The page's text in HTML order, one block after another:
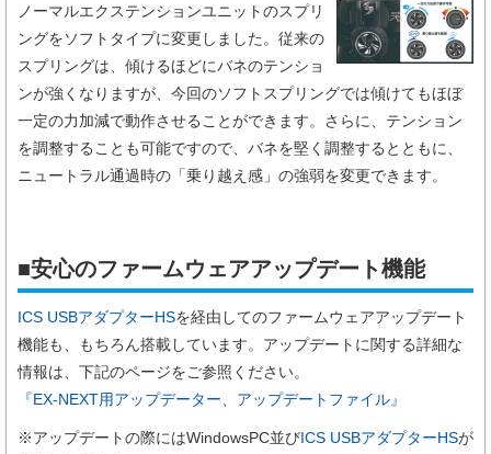
ノーマルエクステンションユニットのスプリ
ングをソフトタイプに変更しました。従来の
スプリングは、傾けるほどにバネのテンショ
ンが強くなりますが、今回のソフトスプリングでは傾けてもほぼ
一定の力加減で動作させることができます。さらに、テンション
を調整することも可能ですので、バネを堅く調整するとともに、
ニュートラル通過時の「乗り越え感」の強弱を変更できます。
■安心のファームウェアアップデート機能
ICS USBアダプターHSを経由してのファームウェアアップデート
機能も、もちろん搭載しています。アップデートに関する詳細な
情報は、下記のページをご参照ください。
『EX-NEXT用アップデーター、アップデートファイル』
※アップデートの際にはWindowsPC並びICS USBアダプターHSが